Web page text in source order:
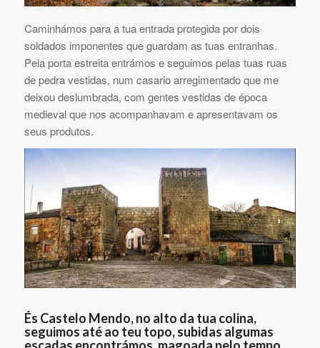
Caminhámos para a tua entrada protegida por dois
soldados imponentes que guardam as tuas entranhas.
Pela porta estreita entrámos e seguimos pelas tuas ruas
de pedra vestidas, num casario arregimentado que me
deixou deslumbrada, com gentes vestidas de época
medieval que nos acompanhavam e apresentavam os
seus produtos.
És Castelo Mendo, no alto da tua colina,
seguimos até ao teu topo, subidas algumas